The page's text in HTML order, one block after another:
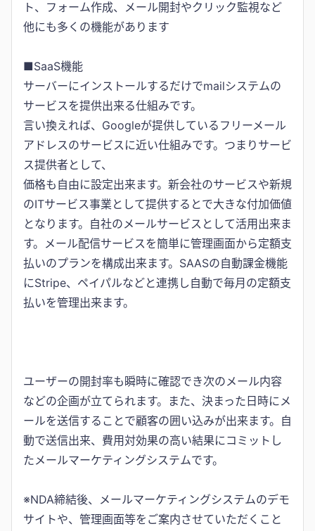
ト、フォーム作成、メール開封やクリック監視など
他にも多くの機能があります
■SaaS機能
サーバーにインストールするだけでmailシステムの
サービスを提供出来る仕組みです。
言い換えれば、Googleが提供しているフリーメール
アドレスのサービスに近い仕組みです。つまりサービ
ス提供者として、
価格も自由に設定出来ます。新会社のサービスや新規
のITサービス事業として提供するとで大きな付加価値
となります。自社のメールサービスとして活用出来ま
す。メール配信サービスを簡単に管理画面から定額支
払いのプランを構成出来ます。SAASの自動課金機能
にStripe、ペイパルなどと連携し自動で毎月の定額支
払いを管理出来ます。
ユーザーの開封率も瞬時に確認でき次のメール内容
などの企画が立てられます。また、決まった日時にメ
ールを送信することで顧客の囲い込みが出来ます。自
動で送信出来、費用対効果の高い結果にコミットし
たメールマーケティングシステムです。
※NDA締結後、メールマーケティングシステムのデモ
サイトや、管理画面等をご案内させていただくこと